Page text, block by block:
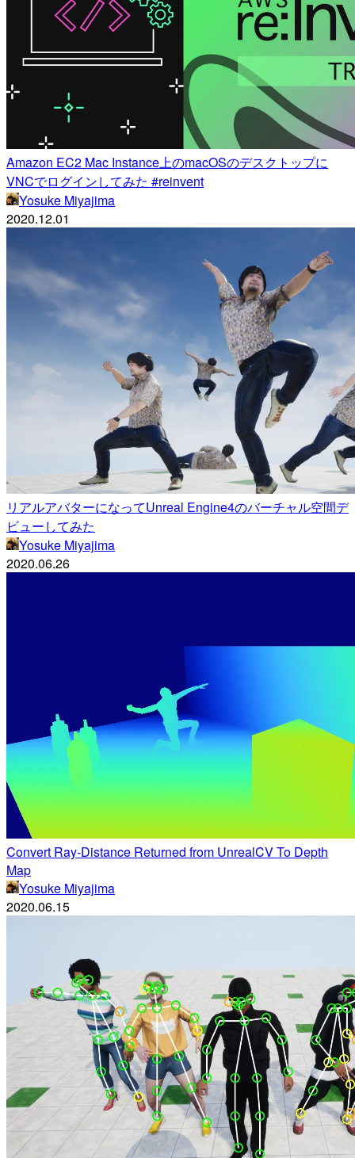
Amazon EC2 Mac Instance上のmacOSのデスクトップに
VNCでログインしてみた #reinvent
Yosuke Miyajima
2020.12.01
リアルアバターになってUnreal Engine4のバーチャル空間デ
ビューしてみた
Yosuke Miyajima
2020.06.26
Convert Ray-Distance Returned from UnrealCV To Depth
Map
Yosuke Miyajima
2020.06.15